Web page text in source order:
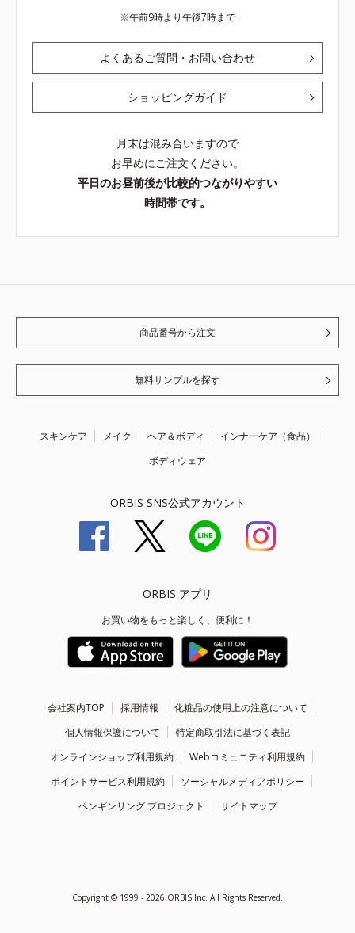
午前9時より午後7時まで
よくあるご質問・お問い合わせ
ショッピングガイド
月末は混み合いますので
お早めにご注文ください。
平日のお昼前後が比較的つながりやすい
時間帯です。
商品番号から注文
無料サンプルを探す
スキンケア メイク ヘア＆ボディ
インナーケア（食品）
ボディウェア
ORBIS SNS公式アカウント
ORBIS アプリ
お買い物をもっと楽しく、便利に！
会社案内TOP 採用情報
化粧品の使用上の注意について
個人情報保護について
特定商取引法に基づく表記
オンラインショップ利用規約
Webコミュニティ利用規約
ポイントサービス利用規約
ソーシャルメディアポリシー
ペンギンリング プロジェクト
サイトマップ
Copyright © 1999 - 2026 ORBIS Inc. All Rights Reserved.